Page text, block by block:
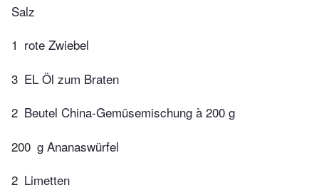
Salz
1 rote Zwiebel
3 EL Öl zum Braten
2 Beutel China-Gemüsemischung à 200 g
200 g Ananaswürfel
2 Limetten